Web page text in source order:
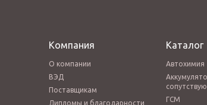
Компания
О компании
ВЭД
Поставщикам
Дипломы и благодарности
Каталог
Автохимия
ГСМ